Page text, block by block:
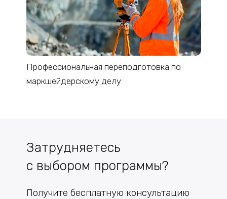
Профессиональная переподготовка по
маркшейдерскому делу
Затрудняетесь
с выбором программы?
Получите бесплатную консультацию